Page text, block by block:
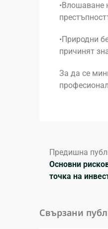
•Влошаване
•Природни
причинят
За да се
Предишна
Основни
точка на
Свързани